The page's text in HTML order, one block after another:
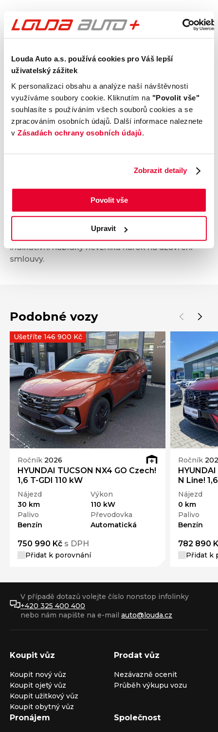
Louda Auto a.s. používá cookies pro Váš lepší
uživatelský zážitek
K personalizaci obsahu a analýze naší návštěvnosti
využíváme soubory cookie. Kliknutím na "Povolit vše"
souhlasíte s používáním všech souborů cookies a se
zpracováním osobních údajů. Další informace naleznete
v Zásadách ochrany osobních údajů.
Zobrazit detaily
Povolit vše
Upravit
Výbava
Multimédia
Bezpečnost a technika
Údaje obsažené v této kartě vozu mají
informativní charakter. Tato indikativní nabídka
není nabídkou ve smyslu § 1731 nebo § 1732
občanského zákoníku, ani se nejedná o veřejný
příslib dle § 1733 občanského zákoníku. Z této
indikativní nabídky nevzniká nárok na uzavření
smlouvy.
Podobné vozy
Ročník 2026
HYUNDAI TUCSON NX4 GO Czech!
1,6 T-GDI 110 kW
Nájezd
30 km
Výkon
110 kW
Palivo
Benzín
Převodovka
Automatická
750 990 Kč s DPH
Přidat k porovnání
Ušetříte 146 900 Kč
Ročník
N Line!
Nájezd
0 km
Palivo
Benzín
782 890
Přidat k
V případě dotazů volejte číslo nonstop infolinky
+420 325 400 400
nebo nám napište na e-mail auto@louda.cz
Koupit vůz
Koupit nový vůz
Koupit ojetý vůz
Koupit užitkový vůz
Koupit obytný vůz
Prodat vůz
Nezávazně ocenit
Průběh výkupu vozu
Pronájem Společnost